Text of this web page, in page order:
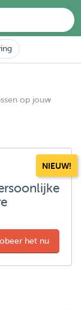
op jouw
NIEUW!
het nu